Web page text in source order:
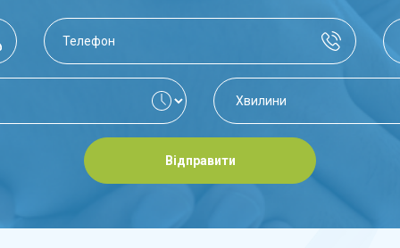
Відправити